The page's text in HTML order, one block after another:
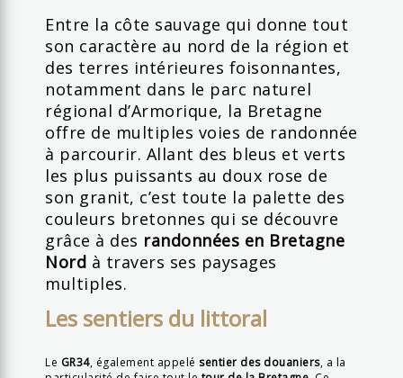
Entre la côte sauvage qui donne tout
son caractère au nord de la région et
des terres intérieures foisonnantes,
notamment dans le parc naturel
régional d’Armorique, la Bretagne
offre de multiples voies de randonnée
à parcourir. Allant des bleus et verts
les plus puissants au doux rose de
son granit, c’est toute la palette des
couleurs bretonnes qui se découvre
grâce à des randonnées en Bretagne
Nord à travers ses paysages
multiples.
Les sentiers du littoral
Le GR34, également appelé sentier des douaniers, a la